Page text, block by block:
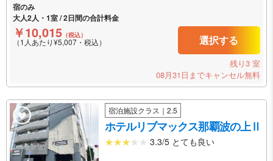
宿のみ
大人2人・1室 / 2日間の合計料金
￥10,015 （税込）
（1人あたり¥5,007・税込） 選択する
残り3 室
08月31日までキャンセル無料
宿泊施設クラス｜2.5
ホテルリブマックス那覇波の上Ⅱ
3.3/5 とても良い